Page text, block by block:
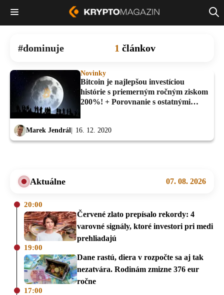
dominuje 1 článkov
Novinky
Bitcoin je najlepšou investíciou
histórie s priemerným ročným ziskom
200%! + Porovnanie s ostatnými
Marek Jendrál 16. 12. 2020
Aktuálne 07. 08. 2026
20:00
Červené zlato prepísalo rekordy: 4
varovné signály, ktoré investori pri medi
prehliadajú
19:00
Dane rastú, diera v rozpočte sa aj tak
nezatvára. Rodinám zmizne 376 eur
ročne
17:00